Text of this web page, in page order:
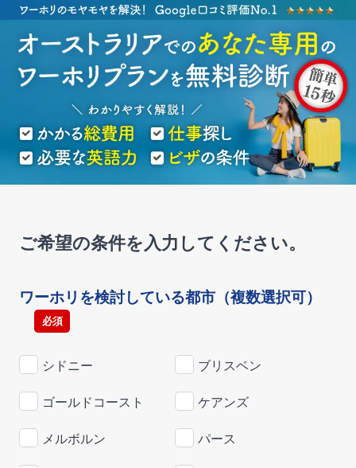
ご希望の条件を入力してください。
ワーホリを検討している都市（複数選択可）
必須
シドニー ブリスベン
ゴールドコースト ケアンズ
メルボルン パース